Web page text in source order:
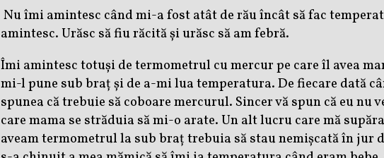
Nu îmi amintesc când mi-a fost atât de rău încât să fac
amintesc. Urăsc să fiu răcită și urăsc să am febră.
Îmi amintesc totuși de termometrul cu mercur pe care îl avea
mi-l pune sub braț și de a-mi lua temperatura. De fiecare dată
spunea că trebuie să coboare mercurul. Sincer vă spun că eu
care mama se străduia să mi-o arate. Un alt lucru care mă
aveam termometrul la sub braț trebuia să stau nemișcată în jur